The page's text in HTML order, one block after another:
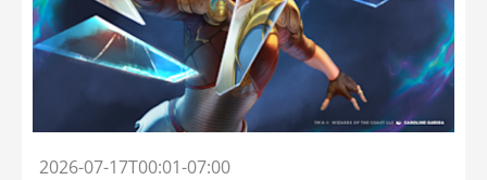
2026-07-17T00:01-07:00